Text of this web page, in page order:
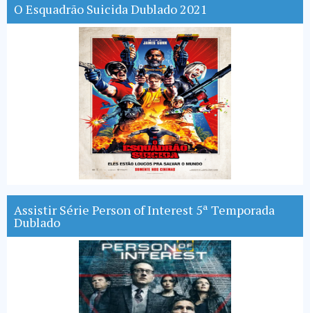
O Esquadrão Suicida Dublado 2021
Assistir Série Person of Interest 5ª Temporada
Dublado